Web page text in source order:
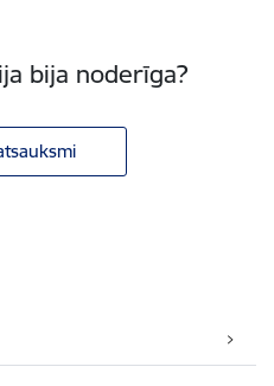
bija noderīga?